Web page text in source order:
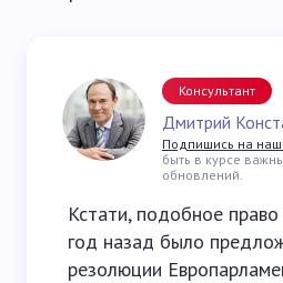
Консультант
Дмитрий
Подпишись на
быть в курсе
обновлений.
Кстати, подобное
год назад было
резолюции